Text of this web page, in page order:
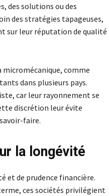
des solutions ou des
des stratégies tapageuses,
sur leur réputation de qualité
micromécanique, comme
dans plusieurs pays.
car leur rayonnement se
discrétion leur évite
faire.
la longévité
et de prudence financière.
ces sociétés privilégient